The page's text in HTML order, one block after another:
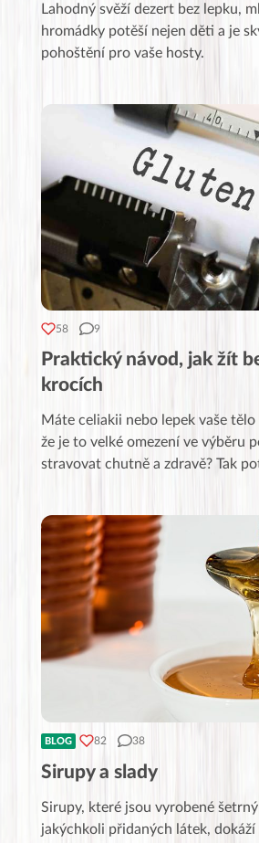
Lahodný svěží dezert bez lepku,
hromádky potěší nejen děti a je
pohoštění pro vaše hosty.
58 9
Praktický návod, jak žít
krocích
Máte celiakii nebo lepek vaše
že je to velké omezení ve výběru
stravovat chutně a zdravě? Tak
BLOG 82 38
Sirupy a slady
Sirupy, které jsou vyrobené
jakýchkoli přidaných látek,